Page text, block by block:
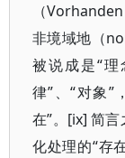
（
非境域地（
被说成是“理
律”、“对象”
在”。[ix] 简
化处理的“存